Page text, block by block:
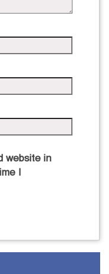
website in
I